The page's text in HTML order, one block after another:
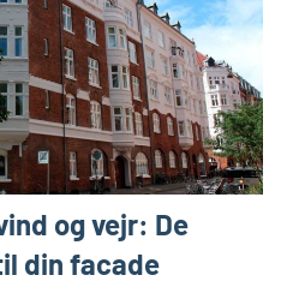
og vejr: De
din facade